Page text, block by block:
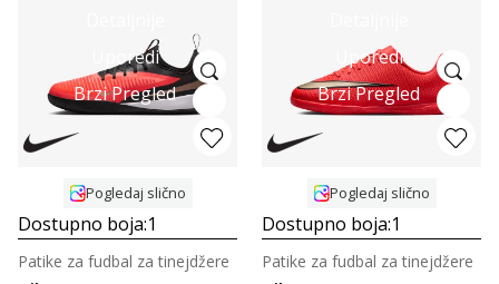
Uporedi
Brzi Pregled
Pogledaj slično
Dostupno boja:1
Patike za fudbal za tinejdžere
Uporedi
Brzi Pregled
Pogledaj slično
Dostupno boja:1
Patike za fudbal za tinejdžere